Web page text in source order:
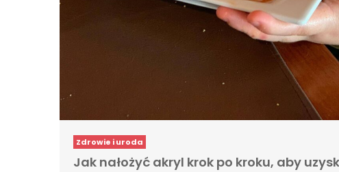
Zdrowie i uroda
Jak nałożyć akryl krok po kroku, aby